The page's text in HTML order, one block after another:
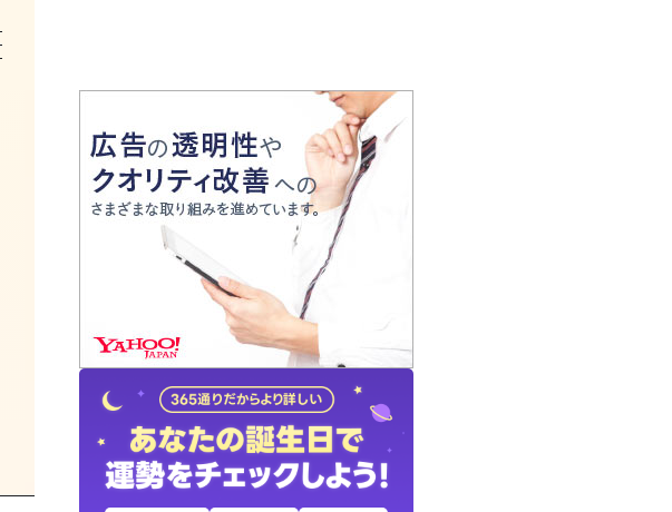
トップ
ユーザーの声
占いの流れ
おすすめの占い師
よくある質問